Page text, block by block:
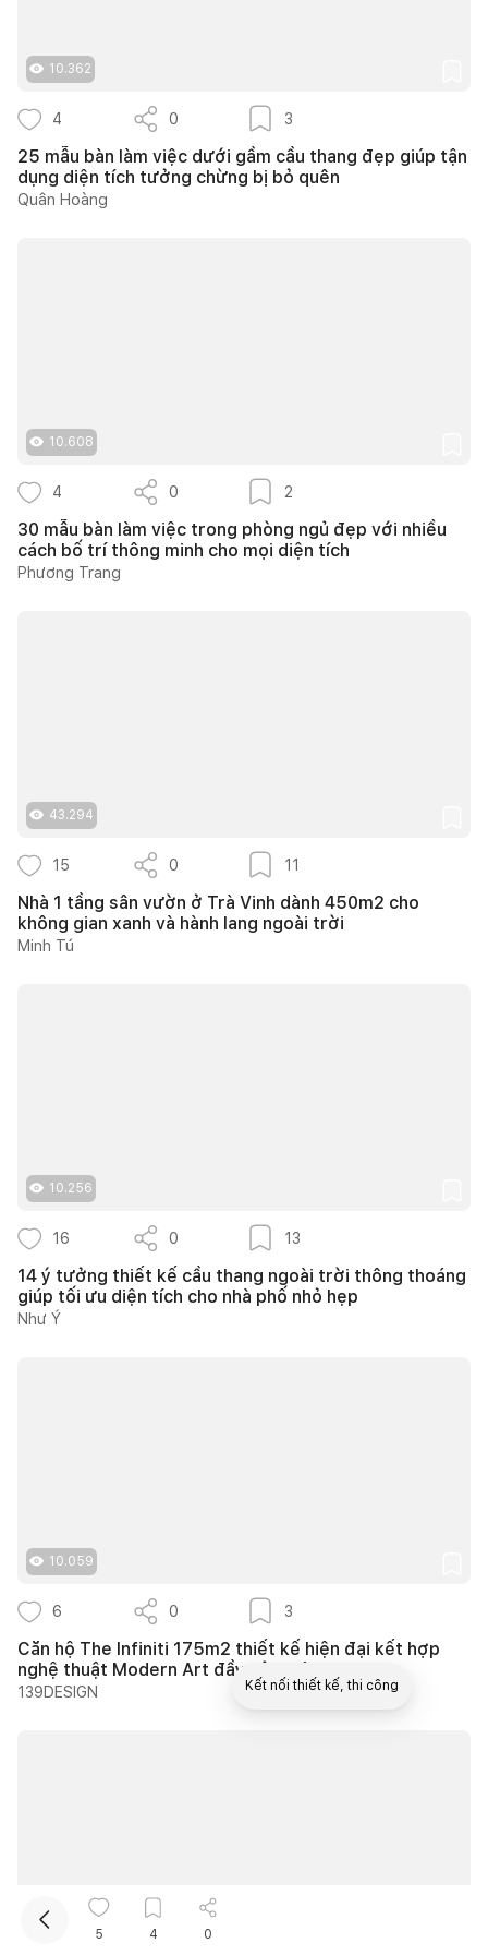
10.362
4 0 3
25 mẫu bàn làm việc dưới gầm cầu thang đẹp giúp tận
dụng diện tích tưởng chừng bị bỏ quên
Quân Hoàng
10.608
4 0 2
30 mẫu bàn làm việc trong phòng ngủ đẹp với nhiều
cách bố trí thông minh cho mọi diện tích
Phương Trang
43.294
15 0 11
Nhà 1 tầng sân vườn ở Trà Vinh dành 450m2 cho
không gian xanh và hành lang ngoài trời
Minh Tú
10.256
16 0 13
14 ý tưởng thiết kế cầu thang ngoài trời thông thoáng
giúp tối ưu diện tích cho nhà phố nhỏ hẹp
Như Ý
10.059
6 0 3
Căn hộ The Infiniti 175m2 thiết kế hiện đại kết hợp
nghệ thuật Modern Art đầy cảm xúc
139DESIGN
5 4 0
Kết nối thiết kế, thi công